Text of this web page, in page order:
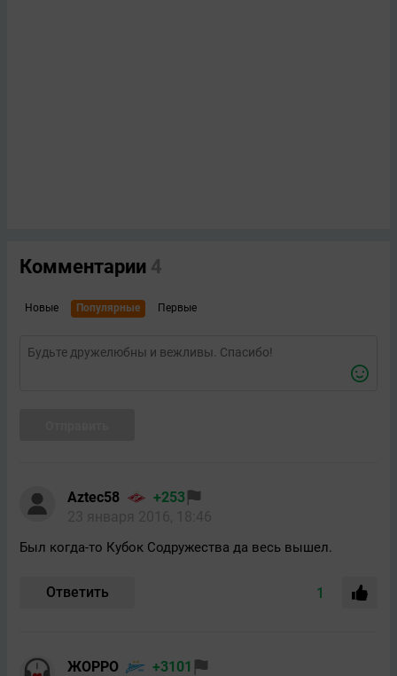
Комментарии 4
Новые Популярные Первые
Aztec58
+253
Был когда-то Кубок Содружества да весь вышел.
Ответить 1
ЖОРРО
+3101